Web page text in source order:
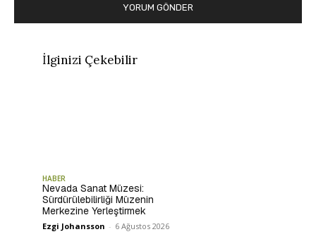
İlginizi Çekebilir
HABER
Nevada Sanat Müzesi:
Sürdürülebilirliği Müzenin
Merkezine Yerleştirmek
Ezgi Johansson - 6 Ağustos 2026